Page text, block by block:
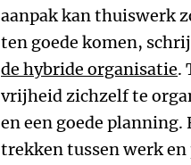
aanpak kan thuiswerk
ten goede komen,
de hybride organisatie.
vrijheid zichzelf te
en een goede
trekken tussen werk